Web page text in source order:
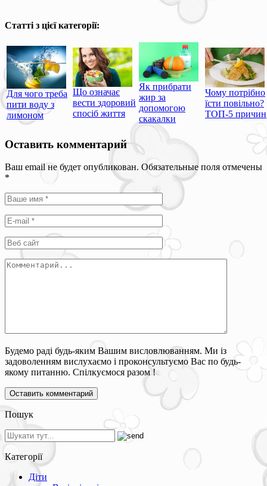
Статті з цієї категорії:
Для чого треба
пити воду з
лимоном
Що означає
вести здоровий
спосіб життя
Як прибрати
жир за
допомогою
скакалки
Чому потрібно
їсти повільно?
ТОП-5 причин
Оставить комментарий
Ваш email не будет опубликован. Обязательные поля отмечены
*
Будемо раді будь-яким Вашим висловлюванням. Ми із
задоволенням вислухаємо і проконсультуємо Вас по будь-
якому питанню. Спілкуємося разом !
Пошук
Категорії
Діти